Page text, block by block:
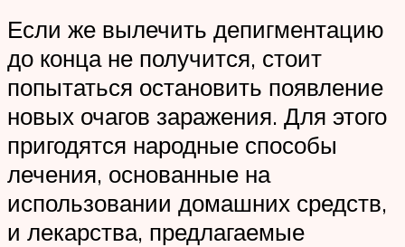
Если же вылечить депигментацию
до конца не получится, стоит
попытаться остановить появление
новых очагов заражения. Для этого
пригодятся народные способы
лечения, основанные на
использовании домашних средств,
и лекарства, предлагаемые